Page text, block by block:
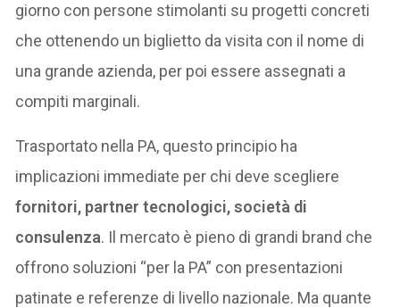
giorno con persone stimolanti su progetti concreti
che ottenendo un biglietto da visita con il nome di
una grande azienda, per poi essere assegnati a
compiti marginali.
Trasportato nella PA, questo principio ha
implicazioni immediate per chi deve scegliere
fornitori, partner tecnologici, società di
consulenza. Il mercato è pieno di grandi brand che
offrono soluzioni “per la PA” con presentazioni
patinate e referenze di livello nazionale. Ma quante